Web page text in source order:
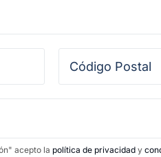
acepto la política de privacidad y